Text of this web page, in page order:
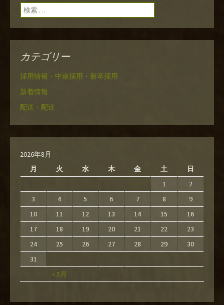
検索:
カテゴリー
採用情報・中途採用・新卒採用
新着情報
配送・配達
2026年8月
月
火 水 木 金 土 日
« 5月
1
2
3
4 5 6 7 8
9
10
11 12 13 14 15
16
17
18 19 20 21 22
23
24
25 26 27 28 29
30
31